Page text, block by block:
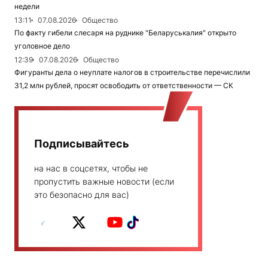
недели
13:11
07.08.2026
Общество
По факту гибели слесаря на руднике "Беларуськалия" открыто
уголовное дело
12:39
07.08.2026
Общество
Фигуранты дела о неуплате налогов в строительстве перечислили
31,2 млн рублей, просят освободить от ответственности — СК
Подписывайтесь
на нас в соцсетях, чтобы не
пропустить важные новости (если
это безопасно для вас)